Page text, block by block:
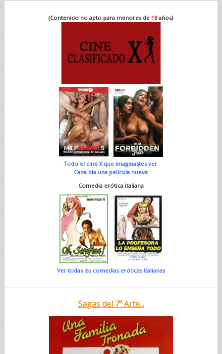
(Contenido no apto para menores de 18años)
Todo el cine X que imaginastes ver.
Cada día una película nueva
Comedia erótica italiana
Ver todas las comedias eróticas italianas
Sagas del 7º Arte...